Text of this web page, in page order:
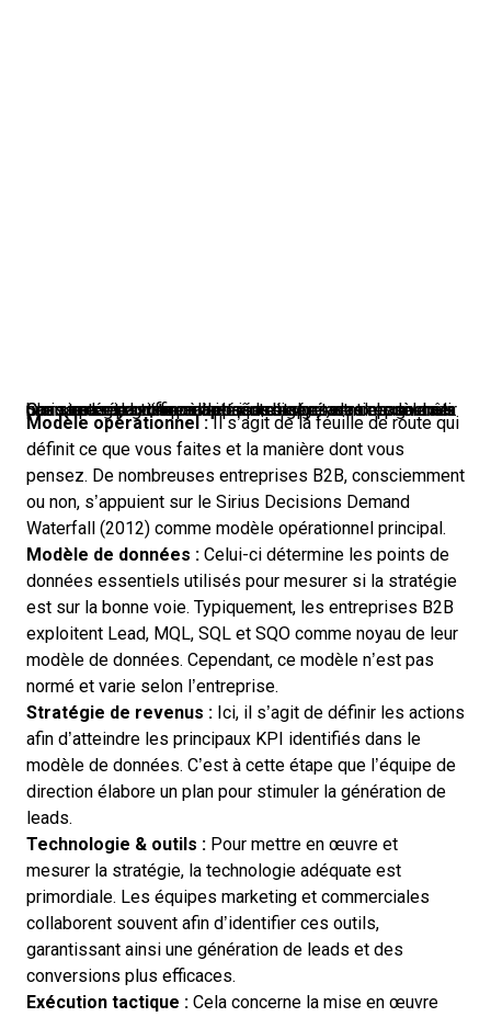
Chacun de ces cinq composants est essentiel pour bâtir une stratégie go-to-market réussie qui accompagnera la croissance de votre entreprise et générera des revenus. Sans une répartition adaptée du budget, des ressources humaines et du temps à chaque étape, votre modèle ne pourra pas se suffire à lui-même.
Modèle opérationnel :Il s’agit de la feuille de route qui
définit ce que vous faites et la manière dont vous
pensez. De nombreuses entreprises B2B, consciemment
ou non, s’appuient sur le Sirius Decisions Demand
Waterfall (2012) comme modèle opérationnel principal.
Modèle de données : Celui-ci détermine les points de
données essentiels utilisés pour mesurer si la stratégie
est sur la bonne voie. Typiquement, les entreprises B2B
exploitent Lead, MQL, SQL et SQO comme noyau de leur
modèle de données. Cependant, ce modèle n’est pas
normé et varie selon l’entreprise.
Stratégie de revenus : Ici, il s’agit de définir les actions
afin d’atteindre les principaux KPI identifiés dans le
modèle de données. C’est à cette étape que l’équipe de
direction élabore un plan pour stimuler la génération de
leads.
Technologie & outils : Pour mettre en œuvre et
mesurer la stratégie, la technologie adéquate est
primordiale. Les équipes marketing et commerciales
collaborent souvent afin d’identifier ces outils,
garantissant ainsi une génération de leads et des
conversions plus efficaces.
Exécution tactique : Cela concerne la mise en œuvre